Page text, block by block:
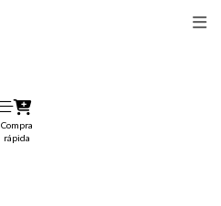
Compra
rápida